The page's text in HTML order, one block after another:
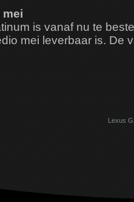
mei
is vanaf nu te
mei leverbaar is. De
Lexus